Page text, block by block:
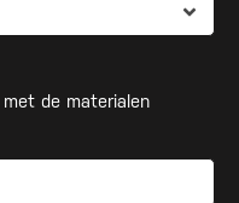
de materialen